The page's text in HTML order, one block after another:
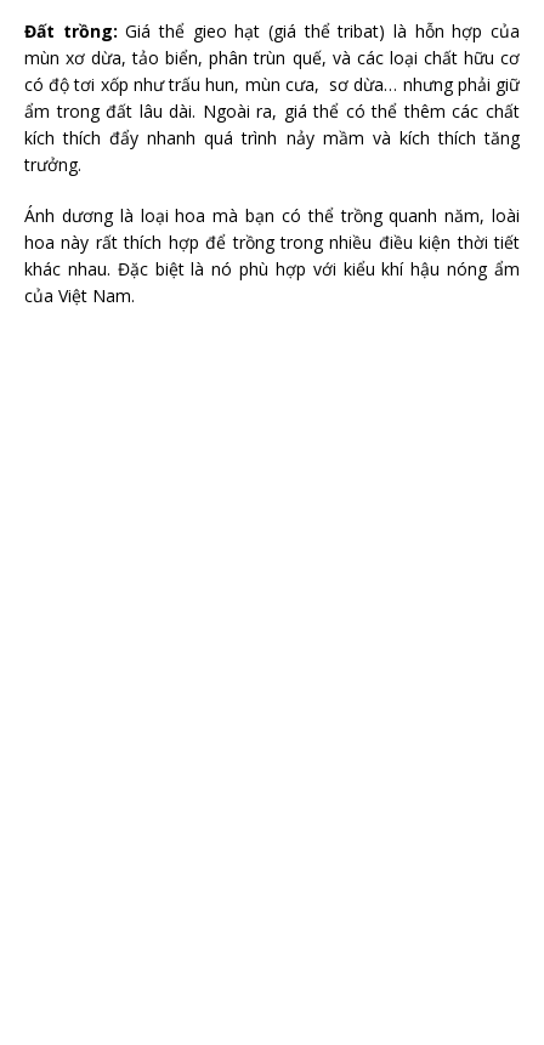
Đất trồng: Giá thể gieo hạt (giá thể tribat) là hỗn hợp của
mùn xơ dừa, tảo biển, phân trùn quế, và các loại chất hữu cơ
có độ tơi xốp như trấu hun, mùn cưa, sơ dừa… nhưng phải giữ
ẩm trong đất lâu dài. Ngoài ra, giá thể có thể thêm các chất
kích thích đẩy nhanh quá trình nảy mầm và kích thích tăng
trưởng.
Ánh dương là loại hoa mà bạn có thể trồng quanh năm, loài
hoa này rất thích hợp để trồng trong nhiều điều kiện thời tiết
khác nhau. Đặc biệt là nó phù hợp với kiểu khí hậu nóng ẩm
của Việt Nam.